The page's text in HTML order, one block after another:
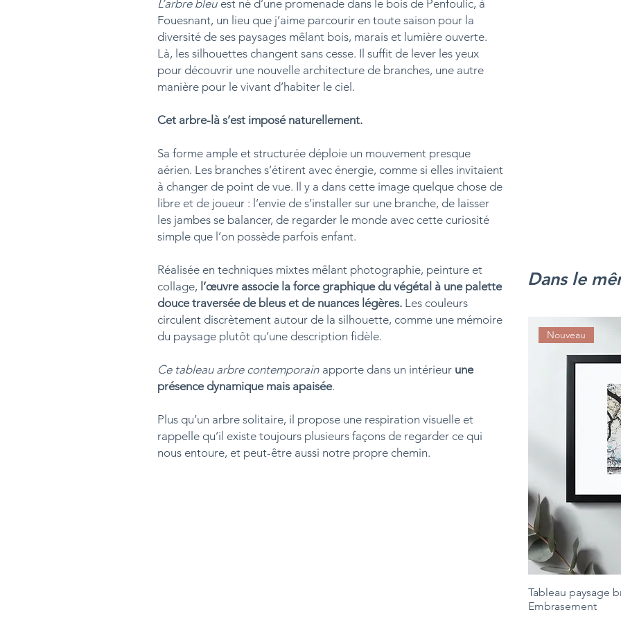
L’arbre bleu est né d’une promenade dans le bois de Penfoulic, à
Fouesnant, un lieu que j’aime parcourir en toute saison pour la
diversité de ses paysages mêlant bois, marais et lumière ouverte.
Là, les silhouettes changent sans cesse. Il suffit de lever les yeux
pour découvrir une nouvelle architecture de branches, une autre
manière pour le vivant d’habiter le ciel.
Cet arbre-là s’est imposé naturellement.
Sa forme ample et structurée déploie un mouvement presque
aérien. Les branches s’étirent avec énergie, comme si elles invitaient
à changer de point de vue. Il y a dans cette image quelque chose de
libre et de joueur : l’envie de s’installer sur une branche, de laisser
les jambes se balancer, de regarder le monde avec cette curiosité
simple que l’on possède parfois enfant.
Réalisée en techniques mixtes mêlant photographie, peinture et
collage, l’œuvre associe la force graphique du végétal à une palette
douce traversée de bleus et de nuances légères. Les couleurs
circulent discrètement autour de la silhouette, comme une mémoire
du paysage plutôt qu’une description fidèle.
Ce tableau arbre contemporain apporte dans un intérieur une
présence dynamique mais apaisée.
Plus qu’un arbre solitaire, il propose une respiration visuelle et
rappelle qu’il existe toujours plusieurs façons de regarder ce qui
nous entoure, et peut-être aussi notre propre chemin.
Dans le
Nouveau
Tableau paysage
Embrasement